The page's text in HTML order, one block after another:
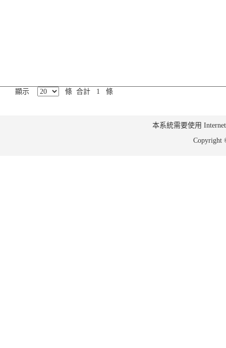
顯示 條 合計 1 條
本系統需要使用
Copyright